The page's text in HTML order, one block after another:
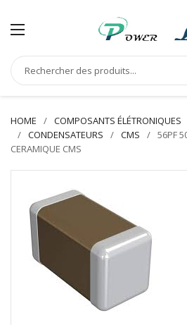
HOME COMPOSANTS ÉLÉTRONIQUES
CONDENSATEURS
CMS
56PF
CERAMIQUE CMS